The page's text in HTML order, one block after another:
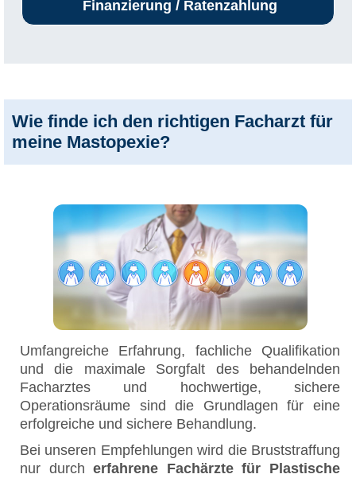
Finanzierung / Ratenzahlung
Wie finde ich den richtigen Facharzt für
meine Mastopexie?
Umfangreiche Erfahrung, fachliche Qualifikation
und die maximale Sorgfalt des behandelnden
Facharztes und hochwertige, sichere
Operationsräume sind die Grundlagen für eine
erfolgreiche und sichere Behandlung.
Bei unseren Empfehlungen wird die Bruststraffung
nur durcherfahrene Fachärzte für Plastische